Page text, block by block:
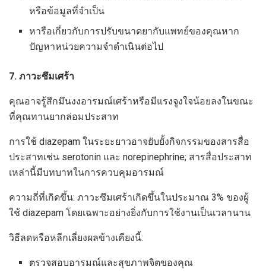
หรือข้อมูลที่จำเป็น
หารือเกี่ยวกับการปรับขนาดยากับแพทย์ของคุณหาก
ปัญหาหน่วยความจำดำเนินต่อไป
7. ภาวะซึมเศร้า
คุณอาจรู้สึกมึนงงอารมณ์เศร้าหรือมีแรงจูงใจน้อยลงในขณะ
ที่คุณทานยากล่อมประสาท
การใช้ diazepam ในระยะยาวอาจยับยั้งกิจกรรมของสารสื่อ
ประสาทเช่น serotonin และ norepinephrine; สารสื่อประสาท
เหล่านี้มีบทบาทในการควบคุมอารมณ์
ความถี่ที่เกิดขึ้น: ภาวะซึมเศร้าเกิดขึ้นในประมาณ 3% ของผู้
ใช้ diazepam โดยเฉพาะอย่างยิ่งกับการใช้งานเป็นเวลานาน
วิธีลดหรือหลีกเลี่ยงผลข้างเคียงนี้:
ตรวจสอบอารมณ์และสุขภาพจิตของคุณ